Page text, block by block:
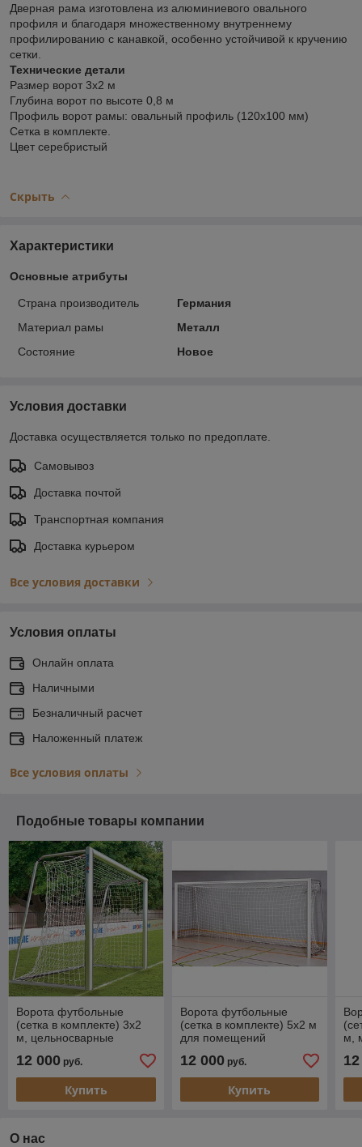
Дверная рама изготовлена ​​из алюминиевого овального
профиля и благодаря множественному внутреннему
профилированию с канавкой, особенно устойчивой к кручению
сетки.
Технические детали
Размер ворот 3х2 м
Глубина ворот по высоте 0,8 м
Профиль ворот рамы: овальный профиль (120х100 мм)
Сетка в комплекте.
Цвет серебристый
Скрыть
Характеристики
Основные атрибуты
Страна производитель
Германия
Материал рамы
Металл
Состояние
Новое
Условия доставки
Доставка осуществляется только по предоплате.
Самовывоз
Доставка почтой
Транспортная компания
Доставка курьером
Все условия доставки
Условия оплаты
Онлайн оплата
Наличными
Безналичный расчет
Наложенный платеж
Все условия оплаты
Подобные товары компании
Ворота футбольные
(сетка в комплекте) 3x2
м, цельносварные
12 000 руб.
Купить
Ворота футбольные
(сетка в комплекте) 5x2 м
для помещений
12 000руб.
Купить
м,
О нас